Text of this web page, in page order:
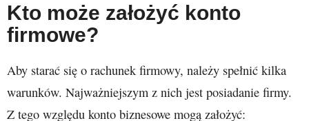
Kto może założyć konto
firmowe?
Aby starać się o rachunek firmowy, należy spełnić kilka
warunków. Najważniejszym z nich jest posiadanie firmy.
Z tego względu konto biznesowe mogą założyć: